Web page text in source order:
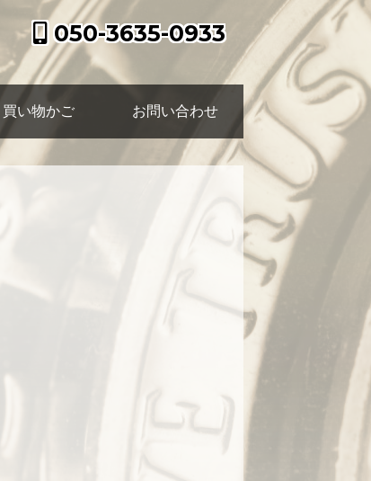
050-3635-0933
買い物かご お問い合わせ